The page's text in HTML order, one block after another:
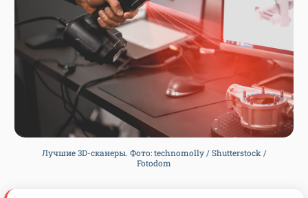
Лучшие 3D-сканеры. Фото: technomolly / Shutterstock /
Fotodom